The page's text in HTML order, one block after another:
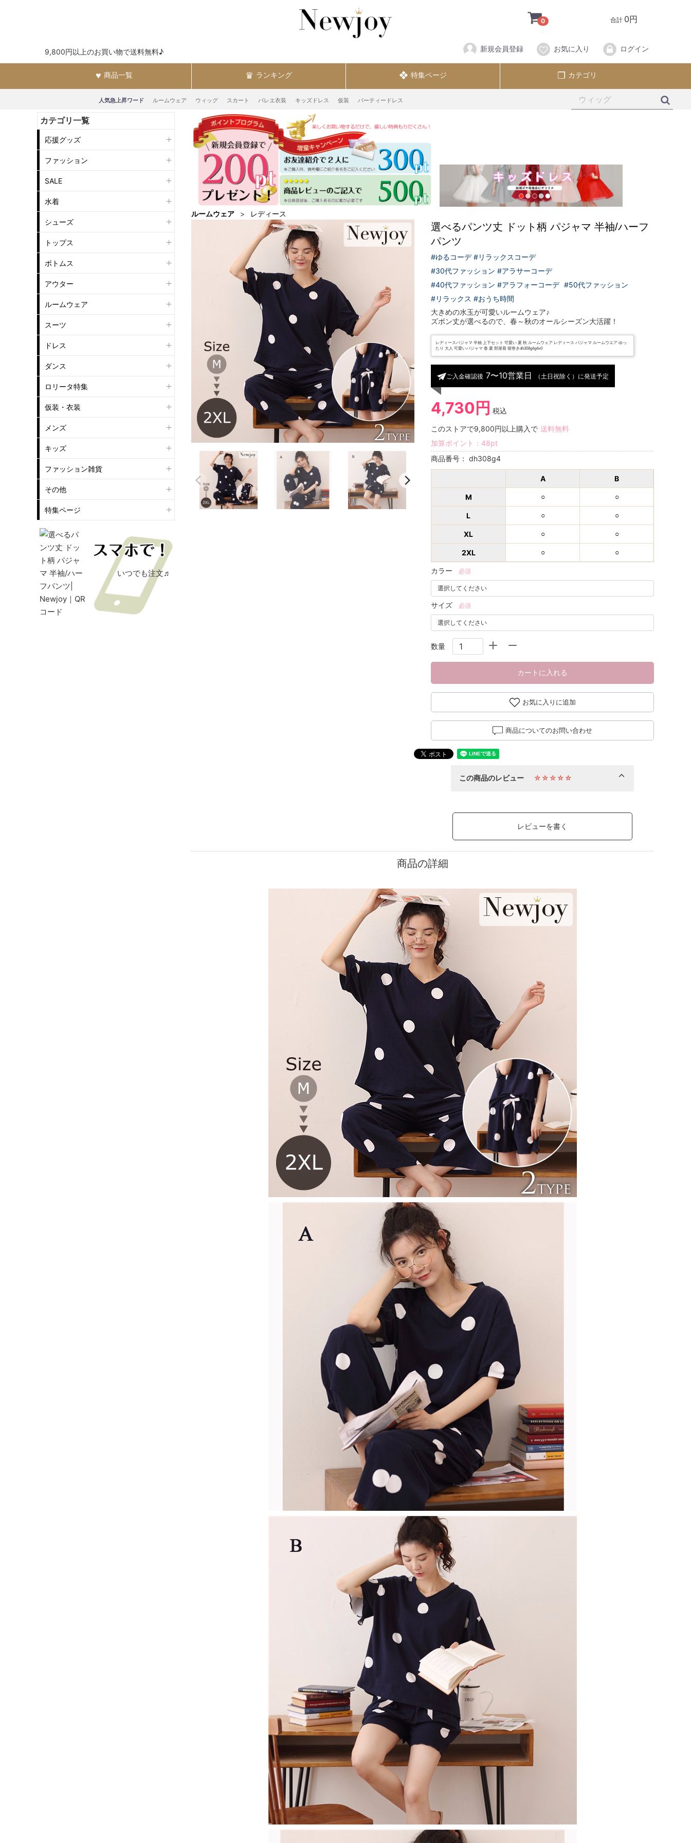
9,800円以上のお買い物で送料無料♪
0 合計 0円
新規会員登録 お気に入り ログイン
商品一覧 ランキング 特集ページ カテゴリ
人気急上昇ワード ルームウェア ウィッグ スカート バレエ衣装 キッズドレス 仮装 パーティードレス
カテゴリ一覧
応援グッズ
ファッション
SALE
水着
シューズ
トップス
ボトムス
アウター
ルームウェア
スーツ
ドレス
ダンス
ロリータ特集
仮装・衣装
メンズ
キッズ
ファッション雑貨
その他
特集ページ
いつでも注文♬
ルームウェア レディース
選べるパンツ丈 ドット柄 パジャマ 半袖/ハーフ
パンツ
#ゆるコーデ #リラックスコーデ
#30代ファッション #アラサーコーデ
#40代ファッション #アラフォーコーデ #50代ファッション
#リラックス #おうち時間
大きめの水玉が可愛いルームウェア♪
ズボン丈が選べるので、春～秋のオールシーズン大活躍！
レディースパジャマ 半袖 上下セット 可愛い 夏 秋 ルームウェア レディース パジャマ ルームウエア ゆっ
たり 大人 可愛いパジャマ 春 夏 部屋着 寝巻きdh308g4g4x0
ご入金確認後 7〜10営業日 （土日祝除く）に発送予定
4,730円 税込
このストアで9,800円以上購入で 送料無料
加算ポイント： 48pt
商品番号： dh308g4
A B
M ○ ○
L ○ ○
XL ○ ○
2XL ○ ○
カラー 必須
サイズ 必須
数量
カートに入れる
お気に入りに追加
商品についてのお問い合わせ
この商品のレビュー ☆☆☆☆☆
レビューを書く
商品の詳細